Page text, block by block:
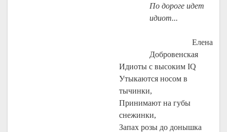
По дороге идет
идиот...
Елена
Добровенская
Идиоты с высоким IQ
Утыкаются носом в
тычинки,
Принимают на губы
снежинки,
Запах розы до донышка